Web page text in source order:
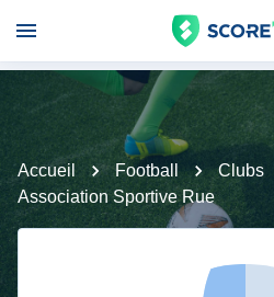
Accueil Football Clubs
Association Sportive Rue